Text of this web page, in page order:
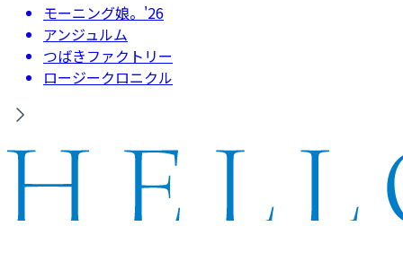
モーニング娘。'26
アンジュルム
つばきファクトリー
ロージークロニクル